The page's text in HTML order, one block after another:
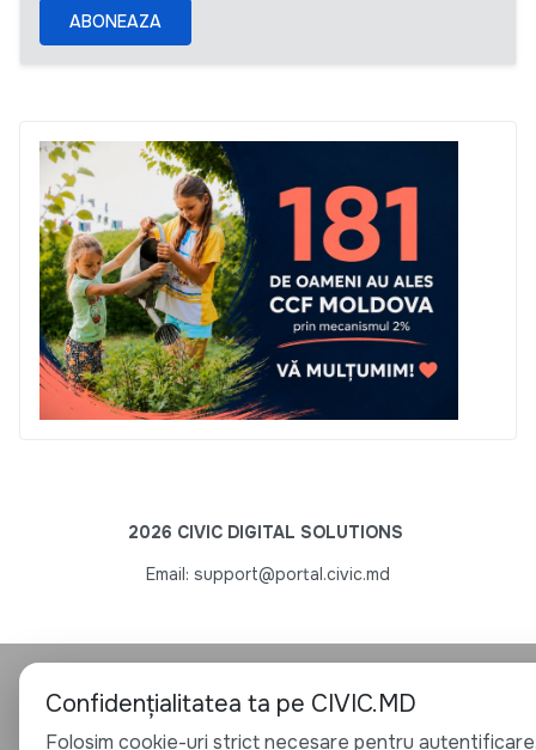
ABONEAZA
2026 CIVIC DIGITAL SOLUTIONS
Email: support@portal.civic.md
Confidențialitatea ta pe CIVIC.MD
Folosim cookie-uri strict necesare pentru